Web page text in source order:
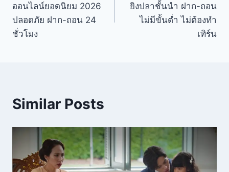
ออนไลน์ยอดนิยม 2026
ปลอดภัย ฝาก-ถอน 24
ชั่วโมง
ยิงปลาชั้นนำ ฝาก-ถอน
ไม่มีขั้นต่ำ ไม่ต้องทำ
เทิร์น
Similar Posts